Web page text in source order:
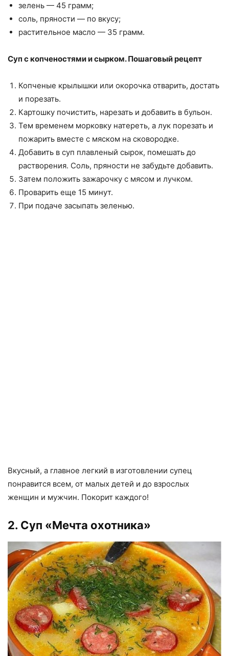
зелень — 45 грамм;
соль, пряности — по вкусу;
растительное масло — 35 грамм.
Суп с копченостями и сырком. Пошаговый рецепт
Копченые крылышки или окорочка отварить, достать
и порезать.
Картошку почистить, нарезать и добавить в бульон.
Тем временем морковку натереть, а лук порезать и
пожарить вместе с мяском на сковородке.
Добавить в суп плавленый сырок, помешать до
растворения. Соль, пряности не забудьте добавить.
Затем положить зажарочку с мясом и лучком.
Проварить еще 15 минут.
При подаче засыпать зеленью.
Вкусный, а главное легкий в изготовлении супец
понравится всем, от малых детей и до взрослых
женщин и мужчин. Покорит каждого!
2. Суп «Мечта охотника»